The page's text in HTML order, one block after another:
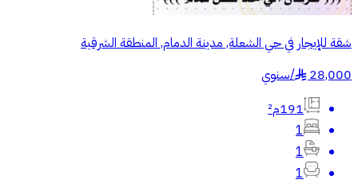
شقة للإيجار في حي الشعلة, مدينة الدمام, المنطقة الشرقية
28,000
§
/سنوي
191م²
1
1
1